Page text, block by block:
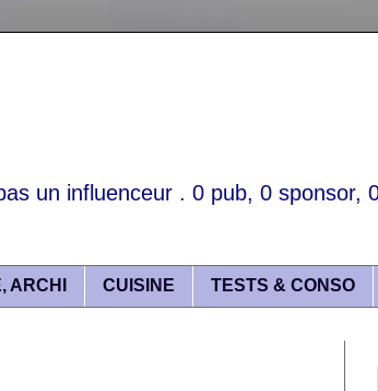
un influenceur . 0 pub, 0 sponsor,
ARCHI CUISINE TESTS & CONSO